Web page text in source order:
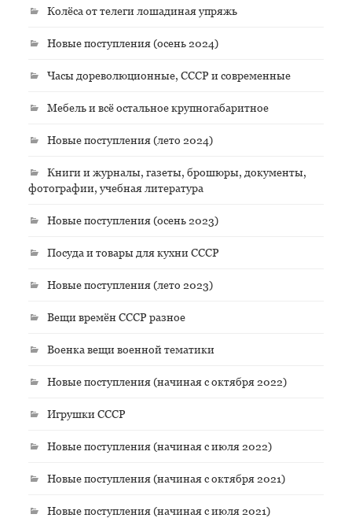
Колёса от телеги лошадиная упряжь
Новые поступления (осень 2024)
Часы дореволюционные, СССР и современные
Мебель и всё остальное крупногабаритное
Новые поступления (лето 2024)
Книги и журналы, газеты, брошюры, документы,
фотографии, учебная литература
Новые поступления (осень 2023)
Посуда и товары для кухни СССР
Новые поступления (лето 2023)
Вещи времён СССР разное
Военка вещи военной тематики
Новые поступления (начиная с октября 2022)
Игрушки СССР
Новые поступления (начиная с июля 2022)
Новые поступления (начиная с октября 2021)
Новые поступления (начиная с июля 2021)